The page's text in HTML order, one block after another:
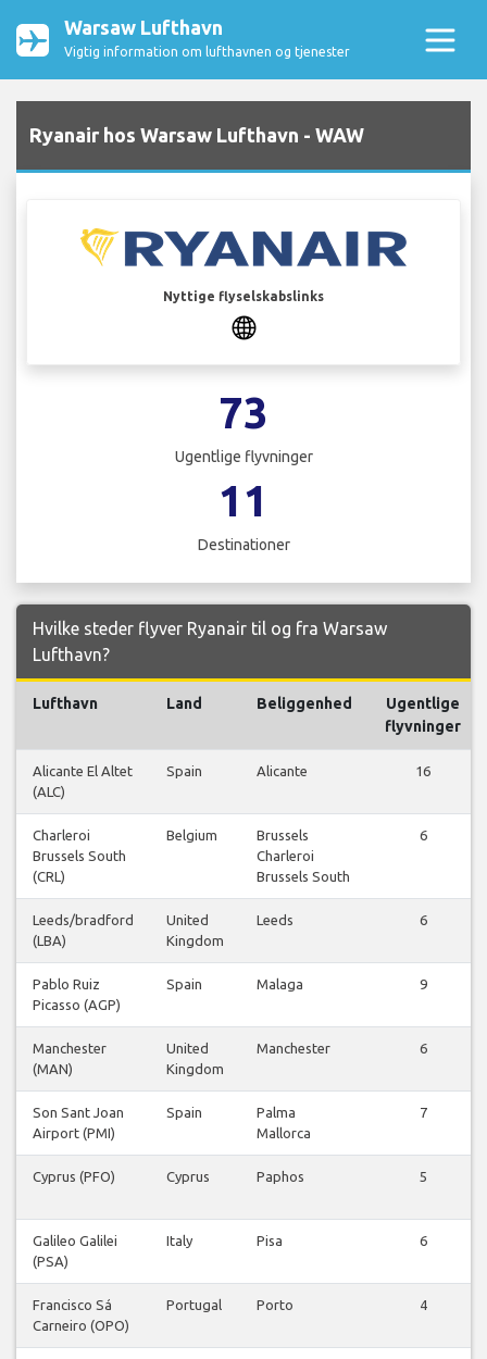
Warsaw Lufthavn
Vigtig information om lufthavnen og tjenester
Ryanair hos Warsaw Lufthavn - WAW
Nyttige flyselskabslinks
73
Ugentlige flyvninger
11
Destinationer
Hvilke steder flyver Ryanair til og fra Warsaw
Lufthavn?
Lufthavn Land Beliggenhed
Ugentlige
flyvninger
Alicante El Altet
(ALC)
Spain Alicante 16
Charleroi
Brussels South
(CRL)
Belgium
Brussels
Charleroi
Brussels South
6
Leeds/bradford
(LBA)
United
Kingdom
Leeds 6
Pablo Ruiz
Picasso (AGP)
Spain Malaga 9
Manchester
(MAN)
United
Kingdom
Manchester 6
Son Sant Joan
Airport (PMI)
Spain
Palma
Mallorca
7
Cyprus (PFO) Cyprus Paphos 5
Galileo Galilei
(PSA)
Italy Pisa 6
Francisco Sá
Carneiro (OPO)
Portugal Porto 4